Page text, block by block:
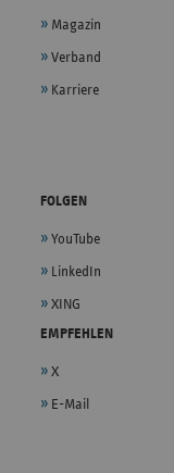
Magazin
Verband
Karriere
FOLGEN
YouTube
LinkedIn
XING
EMPFEHLEN
X
E-Mail